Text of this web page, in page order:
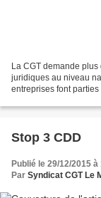
La CGT demande
juridiques au niveau
entreprises font parties
Stop 3 CDD
Publié le 29/12/2015 à
Par Syndicat CGT Le